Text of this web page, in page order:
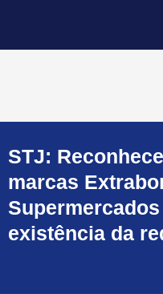
STJ:
marcas
existência da